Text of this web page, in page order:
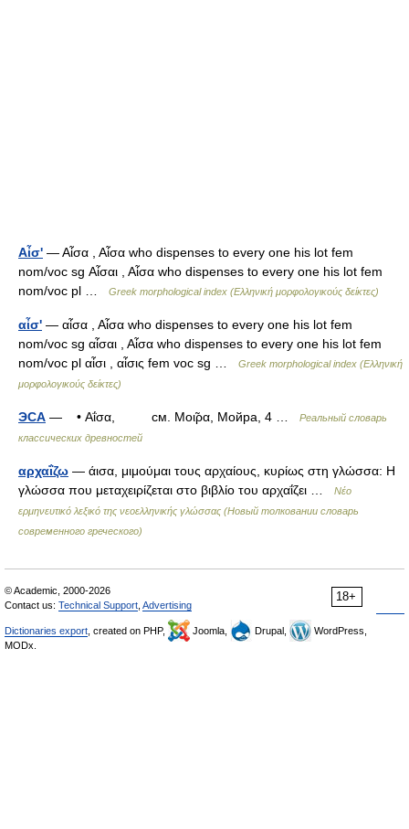
Αἶσ' — Αἶσα , Αἶσα who dispenses to every one his lot fem
nom/voc sg Αἶσαι , Αἶσα who dispenses to every one his lot fem
nom/voc pl …
Greek morphological index (Ελληνική μορφολογικούς δείκτες)
αἶσ' — αἶσα , Αἶσα who dispenses to every one his lot fem
nom/voc sg αἶσαι , Αἶσα who dispenses to every one his lot fem
nom/voc pl αἶσι , αἶσις fem voc sg …
Greek morphological index (Ελληνική
μορφολογικούς δείκτες)
ЭСА — • Αΐσα, см. Μοι̃ρα, Мойра, 4 …
Реальный словарь
классических древностей
αρχαΐζω — άισα, μιμούμαι τους αρχαίους, κυρίως στη γλώσσα: Η
γλώσσα που μεταχειρίζεται στο βιβλίο του αρχαΐζει …
Νέο
ερμηνευτικό λεξικό της νεοελληνικής γλώσσας (Новый толковании словарь
современного греческого)
18+
© Academic, 2000-2026
Contact us: Technical Support Advertising
Dictionaries export , created on PHP, Joomla, Drupal,
WordPress,
MODx.